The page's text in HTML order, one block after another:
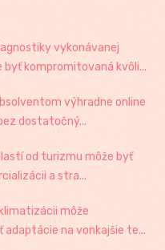
vykonávanej
kompromitovaná kvôli...
výhradne online
dostatočný...
od turizmu môže byť
a stra...
môže
na vonkajšie te...